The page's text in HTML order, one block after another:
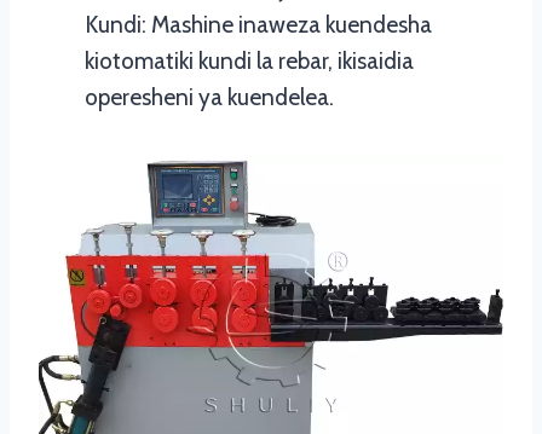
Kundi: Mashine inaweza kuendesha
kiotomatiki kundi la rebar, ikisaidia
operesheni ya kuendelea.